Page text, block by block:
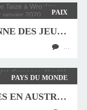
PAIX
RENCONTRE EUROPÉENNE DES JEUNES DE TAIZÉ À WROCLAW (POLOGNE) DU 28 DÉCEMBRE 2019 AU 1ER JANVIER 2020
PAYS DU MONDE
CANICULE ET INCENDIES EN AUSTRALIE: L'ÉTAT D'URGENCE DÉCRÉTÉ DANS LE SUD-EST DU PAYS